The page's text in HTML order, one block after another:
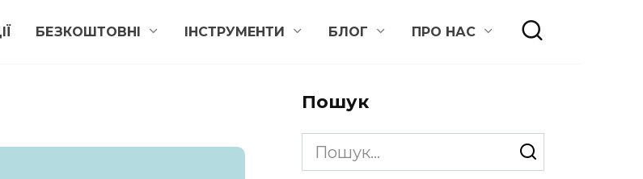
БЕЗКОШТОВНІ ІНСТРУМЕНТИ БЛОГ ПРО НАС
Пошук
Search
for: